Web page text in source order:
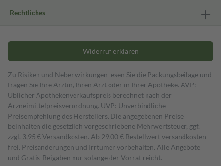
Rechtliches
Widerruf erklären
Zu Risiken und Nebenwirkungen lesen Sie die Packungsbeilage und
fragen Sie Ihre Ärztin, Ihren Arzt oder in Ihrer Apotheke. AVP:
Üblicher Apothekenverkaufspreis berechnet nach der
Arzneimittelpreisverordnung. UVP: Unverbindliche
Preisempfehlung des Herstellers. Die angegebenen Preise
beinhalten die gesetzlich vorgeschriebene Mehrwertsteuer, ggf.
zzgl. 3,95 € Versandkosten. Ab 29,00 € Bestell­wert versand­kosten­
frei. Preisänderungen und Irrtümer vorbehalten. Alle Angebote
und Gratis-Beigaben nur solange der Vorrat reicht.